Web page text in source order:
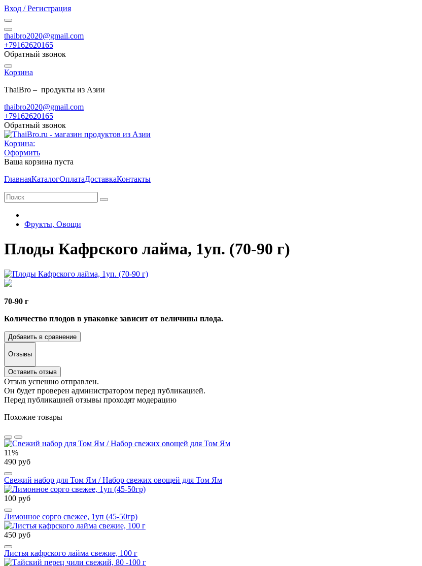
Вход / Регистрация
thaibro2020@gmail.com
+79162620165
Обратный звонок
Корзина
ThaiBro – продукты из Азии
thaibro2020@gmail.com
+79162620165
Обратный звонок
Корзина:
Оформить
Ваша корзина пуста
ГлавнаяКаталогОплатаДоставкаКонтакты
Фрукты, Овощи
Плоды Кафрского лайма, 1уп. (70-90 г)
70-90 г
Количество плодов в упаковке зависит от величины плода.
Добавить в сравнение
Отзывы
Оставить отзыв
Отзыв успешно отправлен.
Он будет проверен администратором перед публикацией.
Перед публикацией отзывы проходят модерацию
Похожие товары
11%
490 руб
Свежий набор для Том Ям / Набор свежих овощей для Том Ям
100 руб
Лимонное сорго свежее, 1уп (45-50гр)
450 руб
Листья кафрского лайма свежие, 100 г